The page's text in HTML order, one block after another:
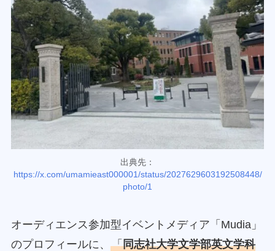
出典先：
https://x.com/umamieast000001/status/2027629603192508448/
photo/1
オーディエンス参加型イベントメディア「Mudia」
のプロフィールに、 「同志社大学文学部英文学科